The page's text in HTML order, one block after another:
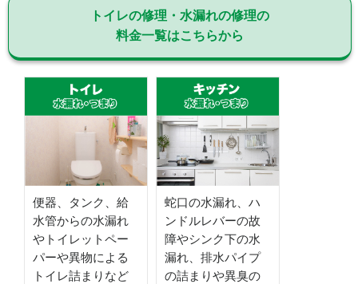
トイレの修理・水漏れの修理の
料金一覧はこちらから
便器、タンク、給
水管からの水漏れ
やトイレットペー
パーや異物による
トイレ詰まりなど
蛇口の水漏れ、ハ
ンドルレバーの故
障やシンク下の水
漏れ、排水パイプ
の詰まりや異臭の